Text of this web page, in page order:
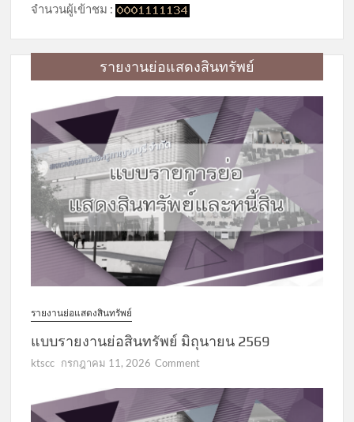
จำนวนผู้เข้าชม :
รายงานย่อแสดงสินทรัพย์
รายงานย่อแสดงสินทรัพย์
แบบรายงานย่อสินทรัพย์ มิถุนายน 2569
ktscc กรกฎาคม 11, 2026 Commenton
รายงาน